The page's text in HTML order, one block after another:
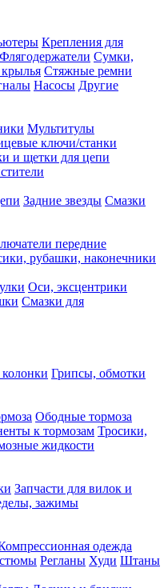
Крепления для
Флягодержатели Сумки,
Стяжные ремни
Насосы Другие
Мультитулы
ключи/станки
и щетки для цепи
Задние звезды Смазки
передние
рубашки, наконечники
Оси, эксцентрики
Смазки для
Грипсы, обмотки
Ободные тормоза
к тормозам Тросики,
жидкости
Запчасти для вилок и
зажимы
одежда
Регланы Худи Штаны